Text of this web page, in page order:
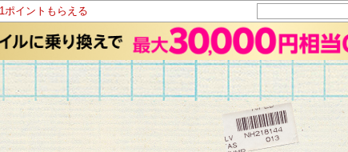
ポイントもらえる